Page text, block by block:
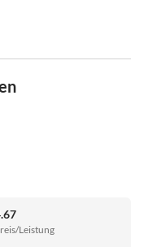
Leistung